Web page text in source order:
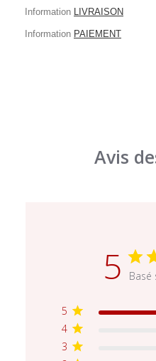
Information LIVRAISON
Information PAIEMENT
Avis
5 Basé
5
4
3